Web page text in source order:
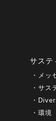
サステ
メッ
サス
環境